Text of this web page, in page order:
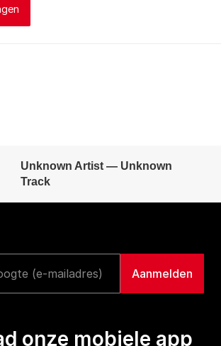
Unknown Artist — Unknown
Track
onze mobiele app